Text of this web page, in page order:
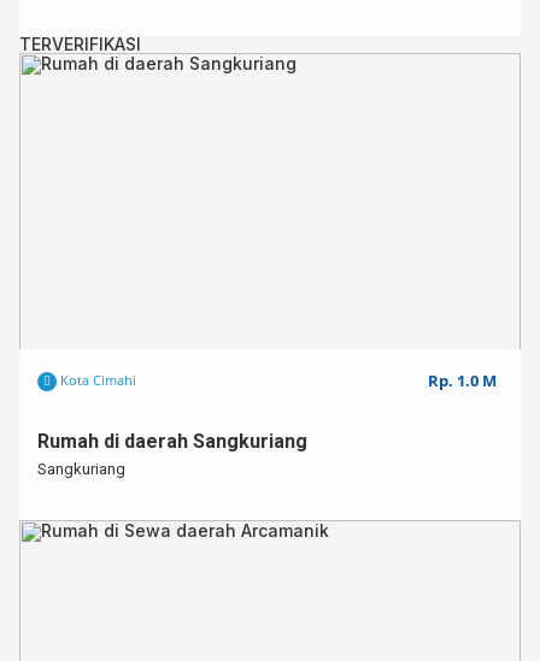
TERVERIFIKASI
Kota Cimahi Rp. 1.0 M
Rumah di daerah Sangkuriang
Sangkuriang